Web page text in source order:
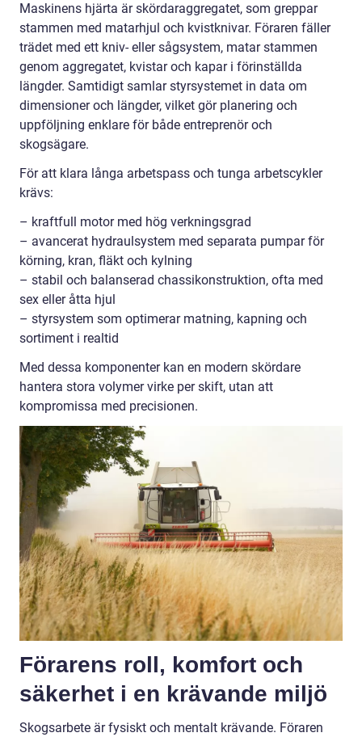
Maskinens hjärta är skördaraggregatet, som greppar
stammen med matarhjul och kvistknivar. Föraren fäller
trädet med ett kniv- eller sågsystem, matar stammen
genom aggregatet, kvistar och kapar i förinställda
längder. Samtidigt samlar styrsystemet in data om
dimensioner och längder, vilket gör planering och
uppföljning enklare för både entreprenör och
skogsägare.
För att klara långa arbetspass och tunga arbetscykler
krävs:
– kraftfull motor med hög verkningsgrad
– avancerat hydraulsystem med separata pumpar för
körning, kran, fläkt och kylning
– stabil och balanserad chassikonstruktion, ofta med
sex eller åtta hjul
– styrsystem som optimerar matning, kapning och
sortiment i realtid
Med dessa komponenter kan en modern skördare
hantera stora volymer virke per skift, utan att
kompromissa med precisionen.
Förarens roll, komfort och
säkerhet i en krävande miljö
Skogsarbete är fysiskt och mentalt krävande. Föraren